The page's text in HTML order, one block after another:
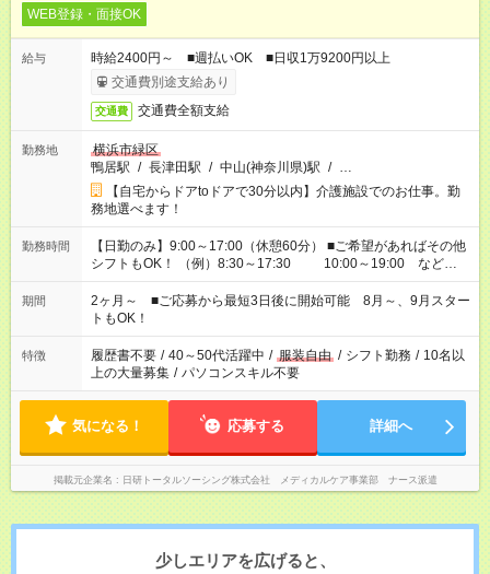
WEB登録・面接OK
給与
時給2400円～ ■週払いOK ■日収1万9200円以上
交通費別途支給あり
交通費 交通費全額支給
勤務地
横浜市緑区
鴨居駅 / 長津田駅 / 中山(神奈川県)駅 / …
【自宅からドアtoドアで30分以内】介護施設でのお仕事。勤
務地選べます！
勤務時間
【日勤のみ】9:00～17:00（休憩60分） ■ご希望があればその他
シフトもOK！ （例）8:30～17:30 10:00～19:00 など
「家族とお休みを合わせたい」 「できれば残業はしたくない」
など、あなたのご希望に沿ったお仕事をご紹介します！ ※Wワ
ーク希望の方へ 今ご覧のお仕事で希望する勤務時間と、もう1つ
のお仕事の勤務時間。 合計で週40時間を超える場合は応募でき
ません
期間
2ヶ月～ ■ご応募から最短3日後に開始可能 8月～、9月スター
トもOK！
特徴 履歴書不要 / 40～50代活躍中 / 服装自由 / シフト勤務 / 10名以
上の大量募集 / パソコンスキル不要
気になる！ 応募する 詳細へ
掲載元企業名 日研トータルソーシング株式会社 メディカルケア事業部 ナース派遣
少しエリアを広げると、